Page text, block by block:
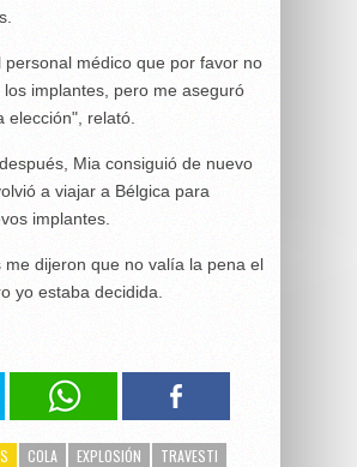
personal médico que por favor no
los implantes, pero me aseguró
elección", relató.
Mia consiguió de nuevo
a viajar a Bélgica para
implantes.
me dijeron que no valía la pena el
yo estaba decidida.
COLA EXPLOSIÓN TRAVESTI